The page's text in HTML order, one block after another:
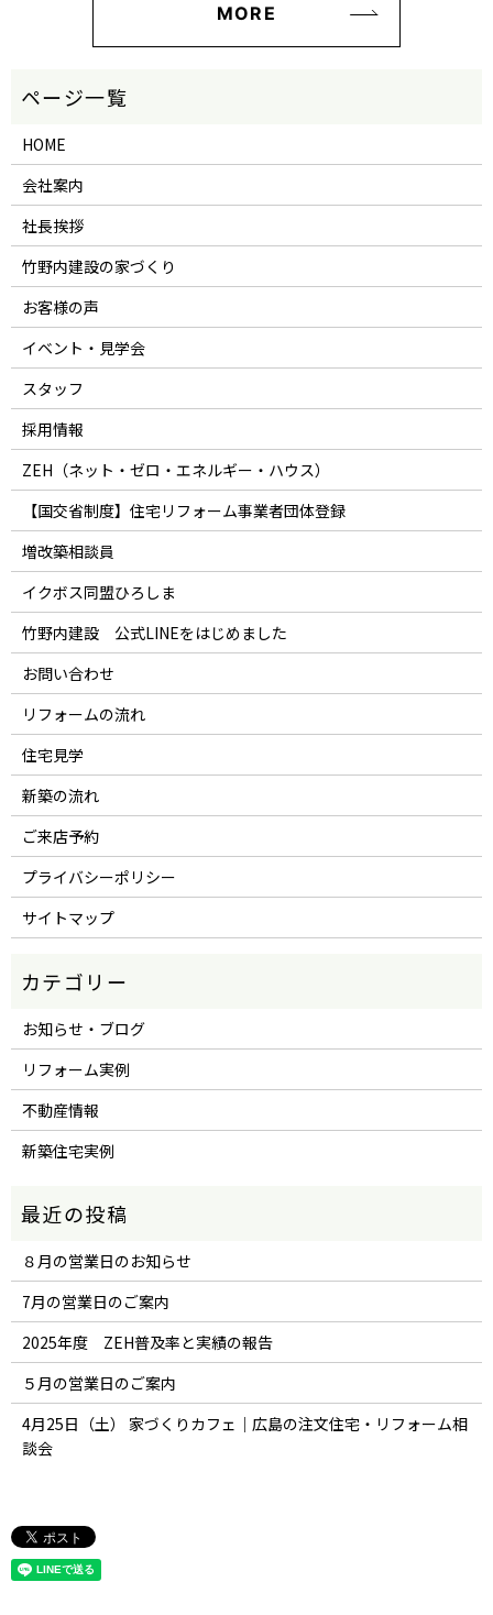
MORE
HOME
会社案内
社長挨拶
竹野内建設の家づくり
お客様の声
イベント・見学会
スタッフ
採用情報
ZEH（ネット・ゼロ・エネルギー・ハウス）
【国交省制度】住宅リフォーム事業者団体登録
増改築相談員
イクボス同盟ひろしま
竹野内建設 公式LINEをはじめました
お問い合わせ
リフォームの流れ
住宅見学
新築の流れ
ご来店予約
プライバシーポリシー
サイトマップ
お知らせ・ブログ
リフォーム実例
不動産情報
新築住宅実例
８月の営業日のお知らせ
7月の営業日のご案内
2025年度 ZEH普及率と実績の報告
５月の営業日のご案内
4月25日（土） 家づくりカフェ｜広島の注文住宅・リフォーム相
談会